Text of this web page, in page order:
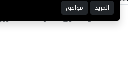
©2025 كل الحقوق محفوظة منصة توور
المزيد موافق